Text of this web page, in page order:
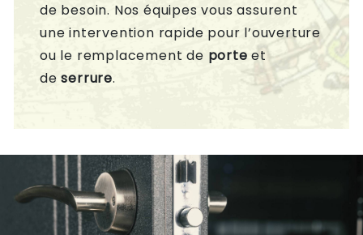
de besoin. Nos équipes vous assurent
une intervention rapide pour l’ouverture
ou le remplacement de porte et
deserrure.